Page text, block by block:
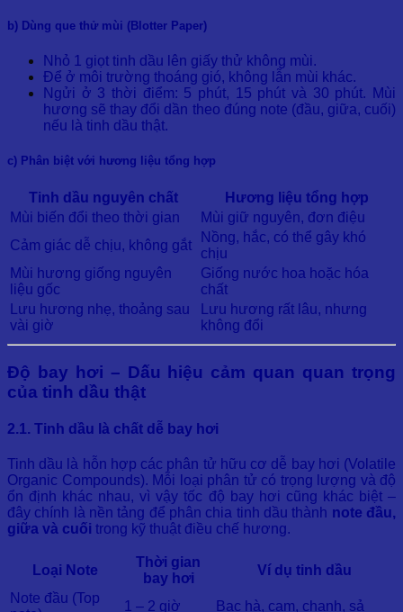
b) Dùng que thử mùi (Blotter Paper)
Nhỏ 1 giọt tinh dầu lên giấy thử không mùi.
Để ở môi trường thoáng gió, không lẫn mùi khác.
Ngửi ở 3 thời điểm: 5 phút, 15 phút và 30 phút. Mùi
hương sẽ thay đổi dần theo đúng note (đầu, giữa, cuối)
nếu là tinh dầu thật.
c) Phân biệt với hương liệu tổng hợp
Tinh dầu nguyên chất
Hương liệu tổng hợp
Mùi biến đổi theo thời gian
Mùi giữ nguyên, đơn điệu
Cảm giác dễ chịu, không gắt
Nồng, hắc, có thể gây khó
chịu
Mùi hương giống nguyên
liệu gốc
Giống nước hoa hoặc hóa
chất
Lưu hương nhẹ, thoảng sau
vài giờ
Lưu hương rất lâu, nhưng
không đổi
Độ bay hơi – Dấu hiệu cảm quan quan trọng
của tinh dầu thật
2.1. Tinh dầu là chất dễ bay hơi
Tinh dầu là hỗn hợp các phân tử hữu cơ dễ bay hơi (Volatile
Organic Compounds). Mỗi loại phân tử có trọng lượng và độ
ổn định khác nhau, vì vậy tốc độ bay hơi cũng khác biệt –
đây chính là nền tảng để phân chia tinh dầu thành note đầu,
giữa và cuối trong kỹ thuật điều chế hương.
Loại Note
Thời gian
bay hơi
Ví dụ tinh dầu
Note đầu (Top
1 – 2 giờ Bạc hà, cam, chanh, sả